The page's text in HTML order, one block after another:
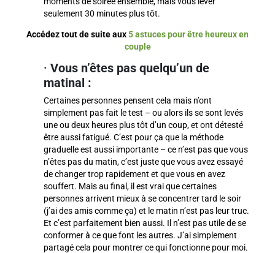
seulement 30 minutes plus tôt.
Accédez tout de suite aux5 astuces pour être heureux en
couple
· Vous n’êtes pas quelqu’un de
matinal :
Certaines personnes pensent cela mais n’ont
simplement pas fait le test – ou alors ils se sont levés
une ou deux heures plus tôt d’un coup, et ont détesté
être aussi fatigué. C’est pour ça que la méthode
graduelle est aussi importante – ce n’est pas que vous
n’êtes pas du matin, c’est juste que vous avez essayé
de changer trop rapidement et que vous en avez
souffert. Mais au final, il est vrai que certaines
personnes arrivent mieux à se concentrer tard le soir
(j’ai des amis comme ça) et le matin n’est pas leur truc.
Et c’est parfaitement bien aussi. Il n’est pas utile de se
conformer à ce que font les autres. J’ai simplement
partagé cela pour montrer ce qui fonctionne pour moi.